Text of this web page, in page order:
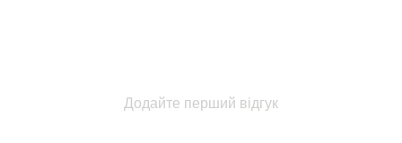
Додайте перший відгук